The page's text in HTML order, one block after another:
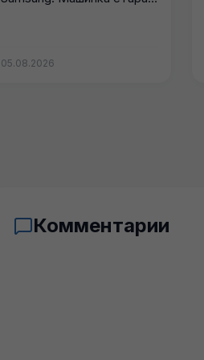
05.08.2026
Комментарии